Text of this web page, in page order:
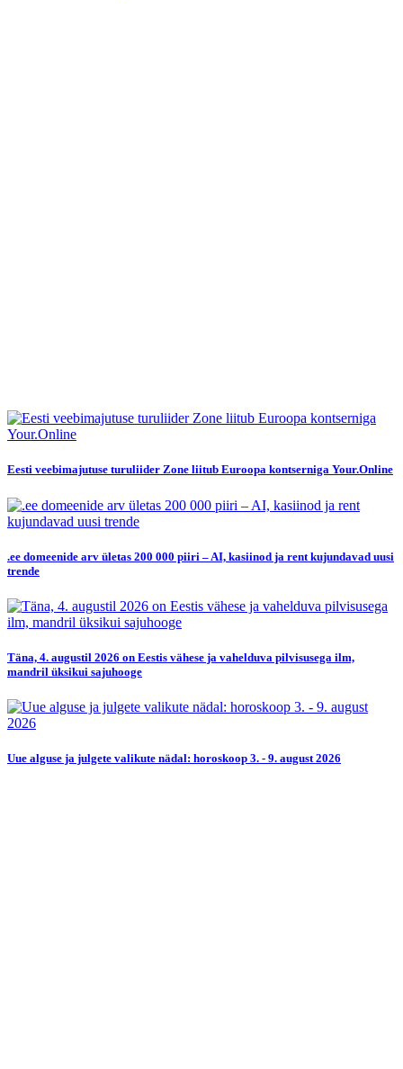
Eesti veebimajutuse turuliider Zone liitub Euroopa kontserniga Your.Online
.ee domeenide arv ületas 200 000 piiri – AI, kasiinod ja rent kujundavad uusi
trende
Täna, 4. augustil 2026 on Eestis vähese ja vahelduva pilvisusega ilm,
mandril üksikui sajuhooge
Uue alguse ja julgete valikute nädal: horoskoop 3. - 9. august 2026